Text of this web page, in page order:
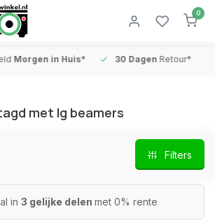
0
Morgen in Huis* 30 DagenRetour*
met lg beamers
Filters
in 3 gelijke delen met 0% rente